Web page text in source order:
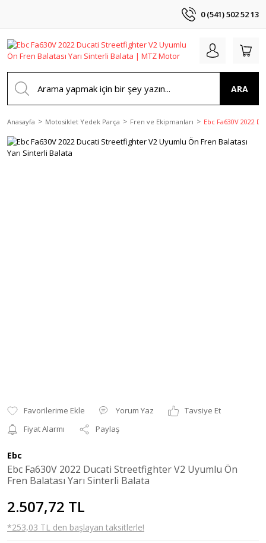
0 (541) 502 52 13
ARA
Anasayfa Motosiklet Yedek Parça Fren ve Ekipmanları Ebc Fa630V 2022
Yorum Yaz
Tavsiye Et
Fiyat Alarmı
Paylaş
Ebc
Ebc Fa630V 2022 Ducati Streetfighter V2 Uyumlu Ön
Fren Balatası Yarı Sinterli Balata
2.507,72 TL
*253,03 TL den başlayan taksitlerle!